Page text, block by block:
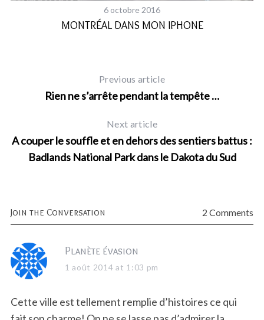
6 octobre 2016
MONTRÉAL DANS MON IPHONE
Previous article
Rien ne s’arrête pendant la tempête …
Next article
A couper le souffle et en dehors des sentiers battus :
Badlands National Park dans le Dakota du Sud
Join the Conversation 2 Comments
s
a
s
:
Planète évasion
1 août 2014 at 1:03 pm
Cette ville est tellement remplie d’histoires ce qui